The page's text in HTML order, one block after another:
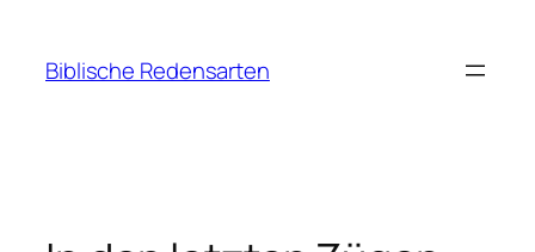
springen
Biblische Redensarten